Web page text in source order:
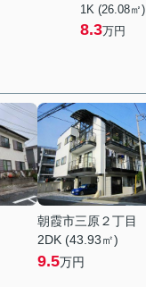
1K (26.08㎡)
8.3万円
朝霞市三原２丁目
2DK (43.93㎡)
9.5万円